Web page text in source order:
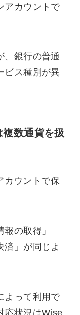
アカウントで
、銀行の普通
ビス種別が異
数通貨を扱
カウントで保
の取得」
済」が同じよ
よって利用で
応状況はWise